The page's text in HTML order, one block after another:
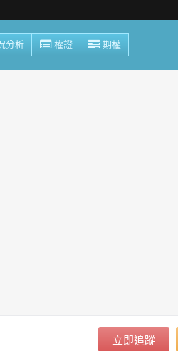
分析 權證 期權
立即追蹤